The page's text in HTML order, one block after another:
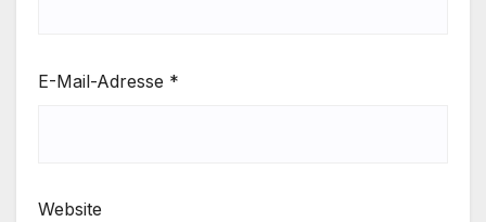
E-Mail-Adresse *
Website